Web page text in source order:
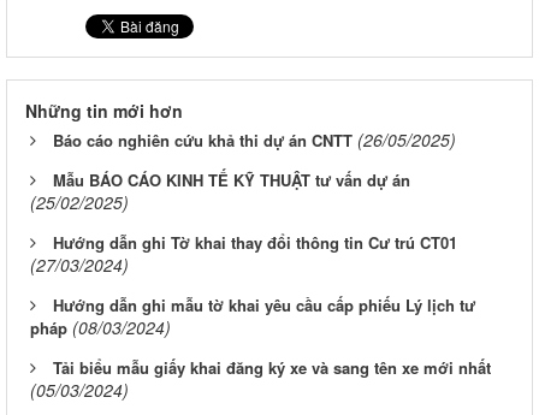
Những tin mới hơn
Báo cáo nghiên cứu khả thi dự án CNTT (26/05/2025)
Mẫu BÁO CÁO KINH TẾ KỸ THUẬT tư vấn dự án
(25/02/2025)
Hướng dẫn ghi Tờ khai thay đổi thông tin Cư trú CT01
(27/03/2024)
Hướng dẫn ghi mẫu tờ khai yêu cầu cấp phiếu Lý lịch tư
pháp (08/03/2024)
Tải biểu mẫu giấy khai đăng ký xe và sang tên xe mới nhất
(05/03/2024)